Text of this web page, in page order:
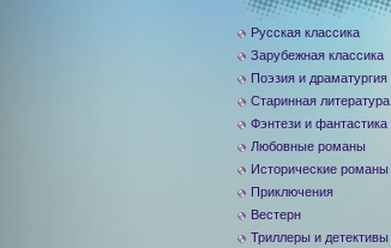
Русская классика
Зарубежная классика
Поэзия и драматургия
Старинная литература
Фэнтези и фантастика
Любовные романы
Исторические романы
Приключения
Вестерн
Триллеры и детективы